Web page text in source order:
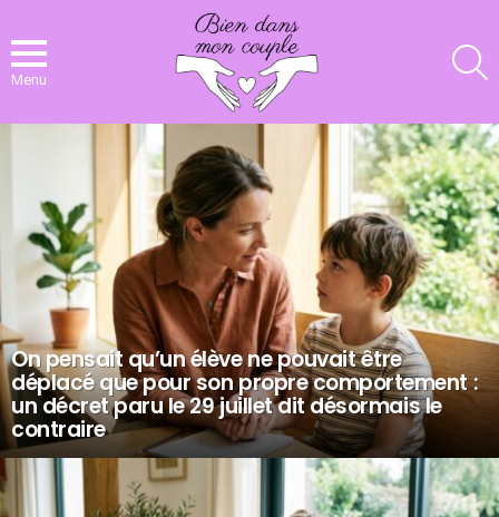
Menu
On pensait qu’un élève ne pouvait être
déplacé que pour son propre comportement :
un décret paru le 29 juillet dit désormais le
contraire